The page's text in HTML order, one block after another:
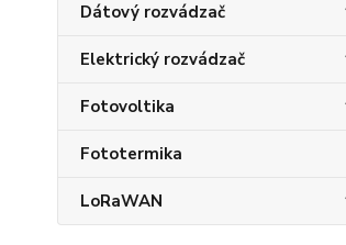
Dátový rozvádzač
Elektrický rozvádzač
Fotovoltika
Fototermika
LoRaWAN